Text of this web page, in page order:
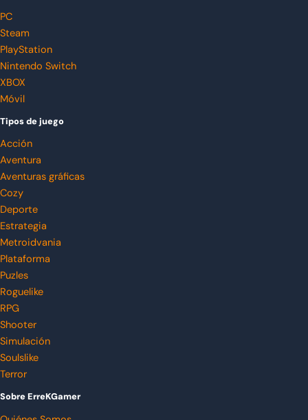
PC
Steam
PlayStation
Nintendo Switch
XBOX
Móvil
Tipos de juego
Acción
Aventura
Aventuras gráficas
Cozy
Deporte
Estrategia
Metroidvania
Plataforma
Puzles
Roguelike
RPG
Shooter
Simulación
Soulslike
Terror
Sobre ErreKGamer